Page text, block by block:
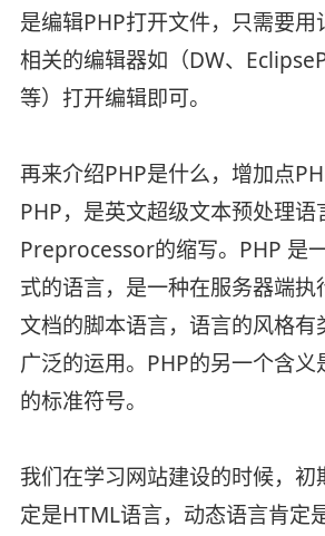
是编辑PHP打开文件，只需要
相关的编辑器如（DW、
等）打开编辑即可。
再来介绍PHP是什么，增加点
PHP，是英文超级文本预处理
Preprocessor的缩写。PHP 是
式的语言，是一种在服务器端执
文档的脚本语言，语言的风格有
广泛的运用。PHP的另一个含义
的标准符号。
我们在学习网站建设的时候，初
定是HTML语言，动态语言肯定